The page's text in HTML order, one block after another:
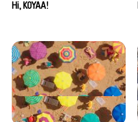
Hi, KOYAA!